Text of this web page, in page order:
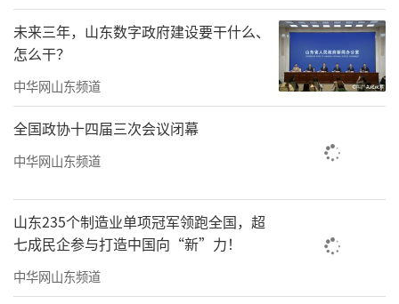
会主义思想为指导，深入贯彻党的二十大和二
十届历次全会精神，坚持“稳中求进、提质增
效”总基调，牢牢把握贯彻落实习近平总书记
重要回信精神这“1”条主线，锚定建设全国一
流现代化地质强局这“1”个目标，狠抓地质找
矿攻坚等“10”项重点任务，统筹推进地矿事
坚实地质保障。
会议确定，2026年要重点在十个方面“全
面发力”：一要聚焦地质找矿攻坚，在筑牢资
未来三年，山东数字政府建设要干什么、
怎么干？
中华网山东频道
全国政协十四届三次会议闭幕
中华网山东频道
山东235个制造业单项冠军领跑全国，超
七成民企参与打造中国向“新”力！
中华网山东频道